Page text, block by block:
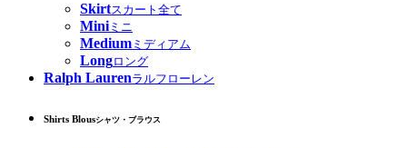
Skirtスカート全て
Miniミニ
Medium ミディアム
Longロング
Ralph Laurenラルフローレン
Shirts Blousシャツ・ブラウス